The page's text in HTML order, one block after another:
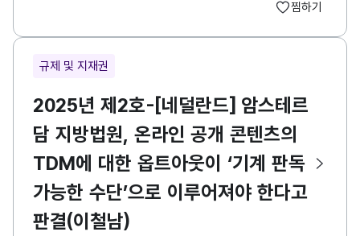
찜하기
규제 및 지재권
2025년 제2호-[네덜란드] 암스테르
담 지방법원, 온라인 공개 콘텐츠의
TDM에 대한 옵트아웃이 ‘기계 판독
가능한 수단’으로 이루어져야 한다고
판결(이철남)